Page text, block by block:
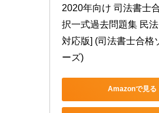
2020年向け 司法書士
択一式過去問題集 民
対応版] (司法書士合格
ーズ)
Amazonで見る